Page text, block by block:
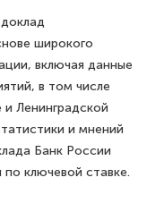
широкого
включая данные
в том числе
Ленинградской
и мнений
Банк России
ключевой ставке.